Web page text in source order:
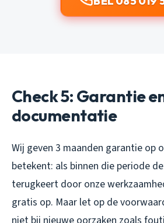
Check 5: Garantie
documentatie
Wij geven 3 maanden garantie op
betekent: als binnen die periode
terugkeert door onze
gratis op. Maar let op de